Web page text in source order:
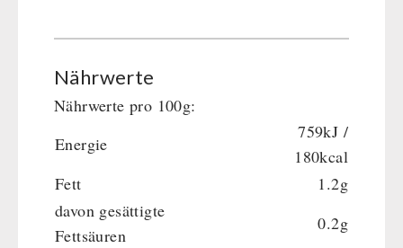
Suppen
Dessert
Ergänzungs-Pakete
Schutzraum-Ausrüstung
Nährwerte
Nährwerte pro 100g:
Energie
759kJ /
180kcal
Fett
1.2g
davon gesättigte
Fettsäuren
0.2g